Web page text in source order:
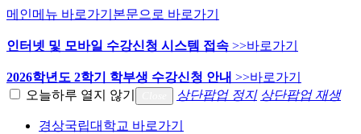
메인메뉴 바로가기 본문으로 바로가기
인터넷 및 모바일 수강신청 시스템 접속 >>바로가기
2026학년도 2학기 학부생 수강신청 안내 >>바로가기
오늘하루 열지 않기
상단팝업 정지 상단팝업 재생
경상국립대학교 바로가기